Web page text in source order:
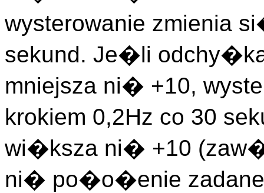
wysterowanie zmienia
sekund. Je�li
mniejsza ni� +10,
krokiem 0,2Hz co 30
wi�ksza ni� +10
ni� po�o�enie